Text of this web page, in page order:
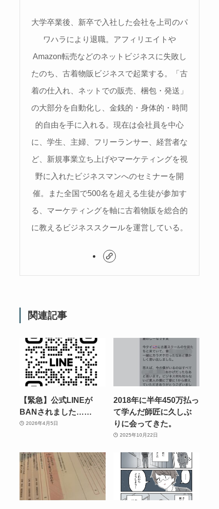
大学卒業後、新卒で入社した会社を上司のパ
ワハラにより退職。アフィリエイトや
Amazon転売などのネットビジネスに失敗し
たのち、古着物販ビジネスで起業する。「古
着の仕入れ、ネットでの販売、梱包・発送」
の大部分を自動化し、金銭的・身体的・時間
的自由を手に入れる。現在は会社員を中心
に、学生、主婦、フリーランサー、経営者な
ど、新規事業立ち上げやマーケティングを視
野に入れたビジネスマンへのセミナーを開
催。また全国で500名を超える生徒が参加す
る、マーケティングを軸に古着物販を総合的
に教えるビジネススクールを運営している。
関連記事
【緊急】公式LINEが
BANされました……
2026年4月5日
2018年に半年450万払っ
て学んだ師匠に久しぶ
りに会ってきた。
2025年10月22日